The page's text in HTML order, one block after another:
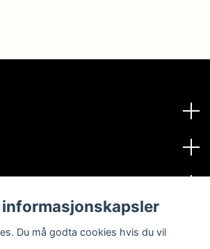
Du må godta cookies hvis du vil